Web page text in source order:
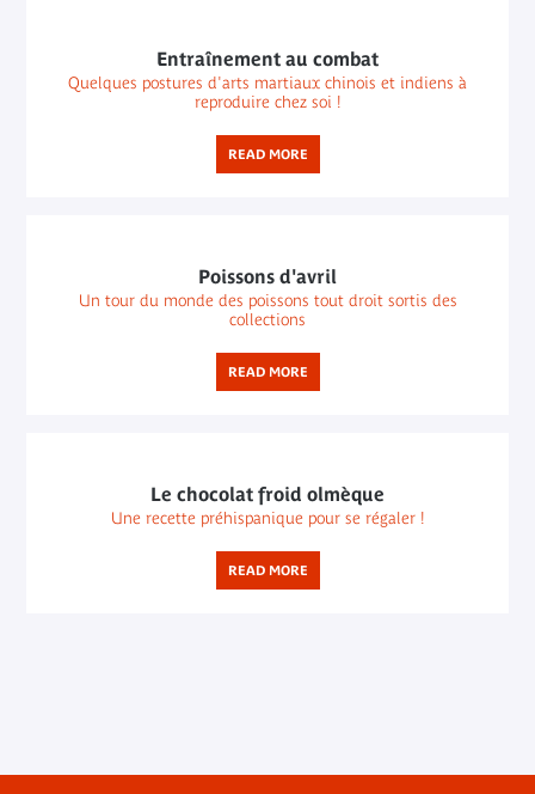
Entraînement au combat
Quelques postures d'arts martiaux chinois et indiens à
reproduire chez soi !
READ MORE
Poissons d'avril
Un tour du monde des poissons tout droit sortis des
collections
READ MORE
Le chocolat froid olmèque
Une recette préhispanique pour se régaler !
READ MORE